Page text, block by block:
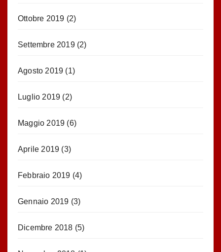
Ottobre 2019 (2)
Settembre 2019(2)
Agosto 2019 (1)
Luglio 2019 (2)
Maggio 2019 (6)
Aprile 2019 (3)
Febbraio 2019 (4)
Gennaio 2019 (3)
Dicembre 2018 (5)